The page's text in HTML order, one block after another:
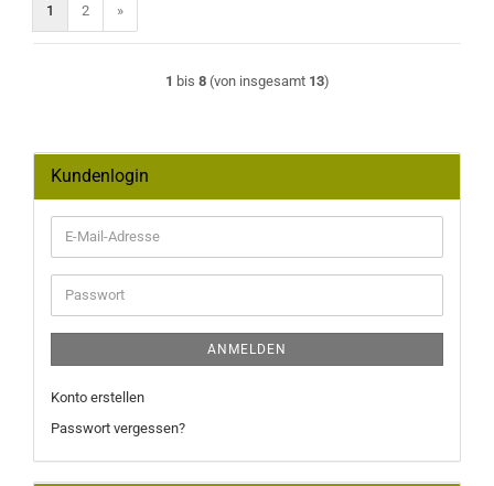
1 2 »
1 bis 8(von insgesamt 13)
Kundenlogin
E-
Mail-
Adresse
Passwort
ANMELDEN
Konto erstellen
Passwort vergessen?